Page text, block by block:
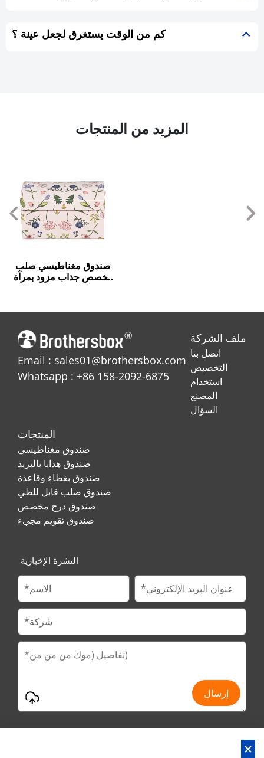
كم من الوقت يستغرق لجعل عينة ؟
المزيد من المنتجات
صندوق مغناطيسي صلب
مخصص جذاب مزود بمرآة
Email : sales01@brothersbox.com
Whatsapp : +86 158-2092-6875
ملف الشركة
اتصل بنا
التخصيص
استخدام
المصنع
السؤال
المنتجات
صندوق مغناطيسي
صندوق هدايا بالبريد
صندوق بغطاء وقاعدة
صندوق صلب قابل للطي
صندوق درج مخصص
صندوق تقويم مجيء
النشرة الإخبارية